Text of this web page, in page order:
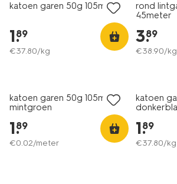
katoen garen 50g 105m wit
1.
89
€37.80/kg
rond
45meter
3.
89
€38.90/kg
katoen garen 50g 105m
mintgroen
1.
89
€0.02/meter
katoen
1.
89
€37.80/kg